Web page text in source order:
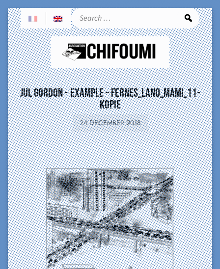
Jul Gordon – example – fernes_land_mami_11-
Kopie
24 DECEMBER 2018